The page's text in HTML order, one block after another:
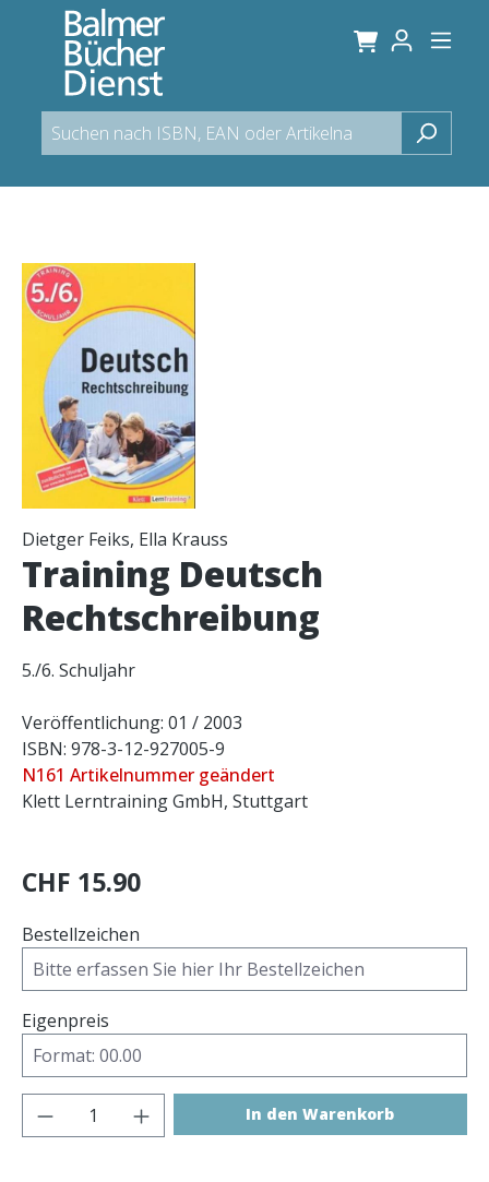
springen
Bildergalerie überspringen
Dietger Feiks, Ella Krauss
Training Deutsch
Rechtschreibung
5./6. Schuljahr
Veröffentlichung: 01 / 2003
ISBN: 978-3-12-927005-9
N161 Artikelnummer geändert
Klett Lerntraining GmbH, Stuttgart
CHF 15.90
Bestellzeichen
Eigenpreis
Produkt Anzahl: Gib den gewünschten
In den Warenkorb